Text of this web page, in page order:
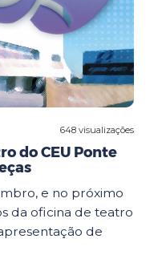
648 visualizações
do CEU Ponte
e no próximo
da oficina de teatro
de